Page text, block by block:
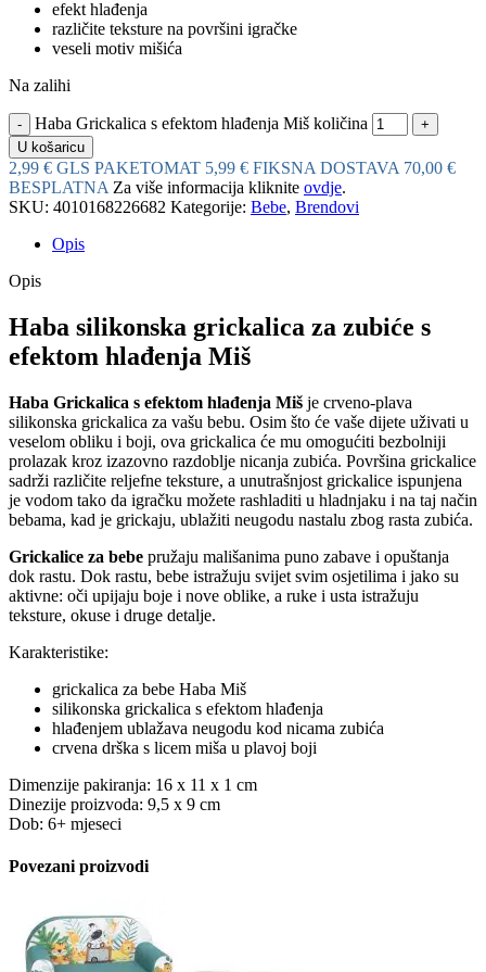
efekt hlađenja
različite teksture na površini igračke
veseli motiv mišića
Na zalihi
Haba Grickalica s efektom hlađenja Miš količina
U košaricu
2,99 € GLS PAKETOMAT 5,99 € FIKSNA DOSTAVA 70,00 €
BESPLATNA Za više informacija kliknite ovdje.
SKU: 4010168226682 Kategorije: Bebe, Brendovi
Opis
Opis
Haba silikonska grickalica za zubiće s
efektom hlađenja Miš
Haba Grickalica s efektom hlađenja Miš je crveno-plava
silikonska grickalica za vašu bebu. Osim što će vaše dijete uživati u
veselom obliku i boji, ova grickalica će mu omogućiti bezbolniji
prolazak kroz izazovno razdoblje nicanja zubića. Površina grickalice
sadrži različite reljefne teksture, a unutrašnjost grickalice ispunjena
je vodom tako da igračku možete rashladiti u hladnjaku i na taj način
bebama, kad je grickaju, ublažiti neugodu nastalu zbog rasta zubića.
Grickalice za bebe pružaju mališanima puno zabave i opuštanja
dok rastu. Dok rastu, bebe istražuju svijet svim osjetilima i jako su
aktivne: oči upijaju boje i nove oblike, a ruke i usta istražuju
teksture, okuse i druge detalje.
Karakteristike:
grickalica za bebe Haba Miš
silikonska grickalica s efektom hlađenja
hlađenjem ublažava neugodu kod nicama zubića
crvena drška s licem miša u plavoj boji
Dimenzije pakiranja: 16 x 11 x 1 cm
Dinezije proizvoda: 9,5 x 9 cm
Dob: 6+ mjeseci
Povezani proizvodi